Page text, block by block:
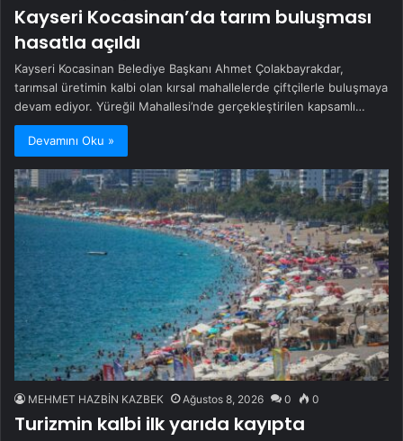
Kayseri Kocasinan’da tarım buluşması
hasatla açıldı
Kayseri Kocasinan Belediye Başkanı Ahmet Çolakbayrakdar,
tarımsal üretimin kalbi olan kırsal mahallelerde çiftçilerle buluşmaya
devam ediyor. Yüreğil Mahallesi’nde gerçekleştirilen kapsamlı…
Devamını Oku »
MEHMET HAZBİN KAZBEK Ağustos 8, 2026 0 0
Turizmin kalbi ilk yarıda kayıpta